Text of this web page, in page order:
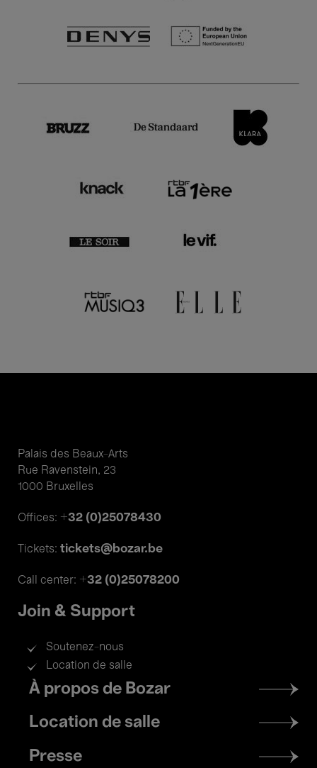
Palais des Beaux-Arts
Rue Ravenstein, 23
1000 Bruxelles
Offices: +32 (0)25078430
Tickets: tickets@bozar.be
Call center: +32 (0)25078200
Join & Support
Soutenez-nous
Location de salle
Footer
menu
À propos de Bozar
Location de salle
Presse